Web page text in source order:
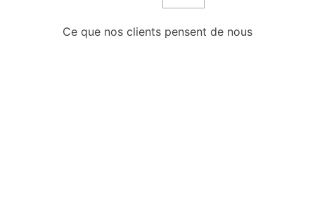
Ce que nos clients pensent de nous